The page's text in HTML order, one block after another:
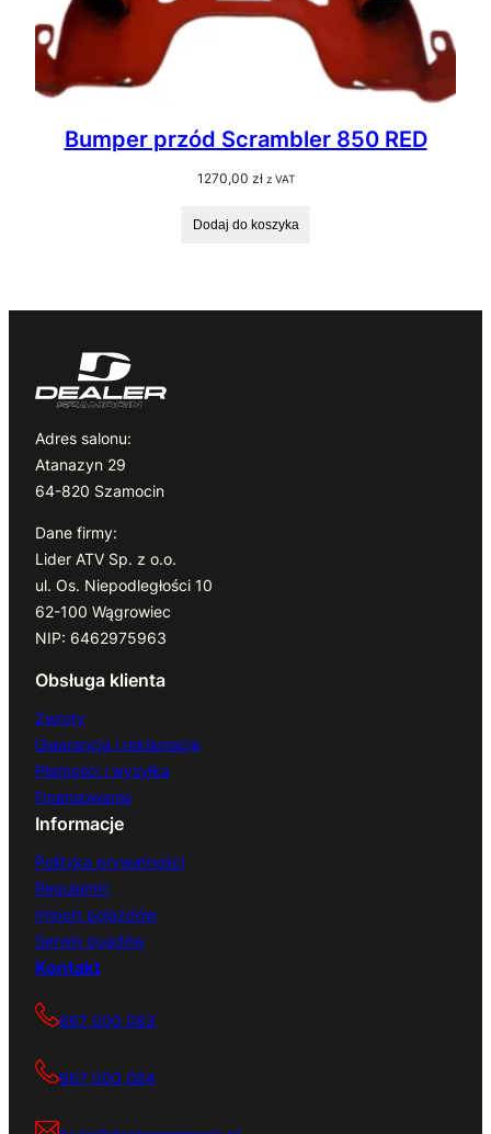
Bumper przód Scrambler 850 RED
1270,00 zł z VAT
Dodaj do koszyka
Adres salonu:
Atanazyn 29
64-820 Szamocin
Dane firmy:
Lider ATV Sp. z o.o.
ul. Os. Niepodległości 10
62-100 Wągrowiec
NIP: 6462975963
Obsługa klienta
Zwroty
Gwarancja i reklamacje
Płatności i wysyłka
Finansowanie
Informacje
Polityka prywatności
Regulamin
Import pojazdów
Serwis quadów
Kontakt
667 000 083
667 000 084